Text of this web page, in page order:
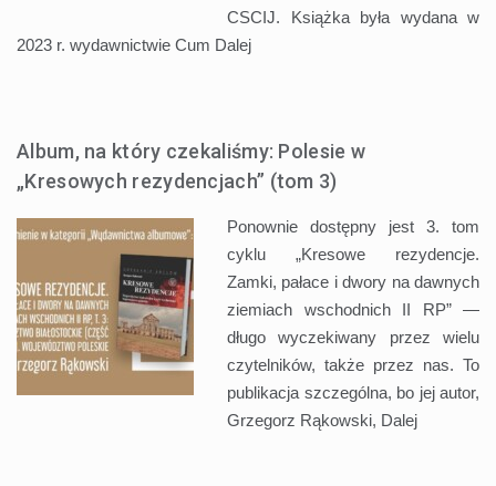
CSCIJ. Książka była wydana w
2023 r. wydawnictwie Cum Dalej
Album, na który czekaliśmy: Polesie w
„Kresowych rezydencjach” (tom 3)
Ponownie dostępny jest 3. tom
cyklu „Kresowe rezydencje.
Zamki, pałace i dwory na dawnych
ziemiach wschodnich II RP” —
długo wyczekiwany przez wielu
czytelników, także przez nas. To
publikacja szczególna, bo jej autor,
Grzegorz Rąkowski, Dalej